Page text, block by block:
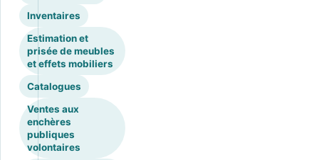
Inventaires
Estimation et
prisée de meubles
et effets mobiliers
Catalogues
Ventes aux
enchères
publiques
volontaires